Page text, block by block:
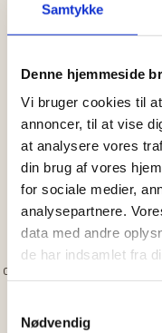
Samtykke
Denne hjemmeside
Vi bruger cookies til
annoncer, til at vise
at analysere vores
din brug af vores
for sociale medier,
analysepartnere.
data med andre
de har indsamlet fra
Nødvendig
Vi kan anbefale
skulle
Har du tandlægeskræk,
opmærksomme. Vi kan
tandlægebesøg. Du